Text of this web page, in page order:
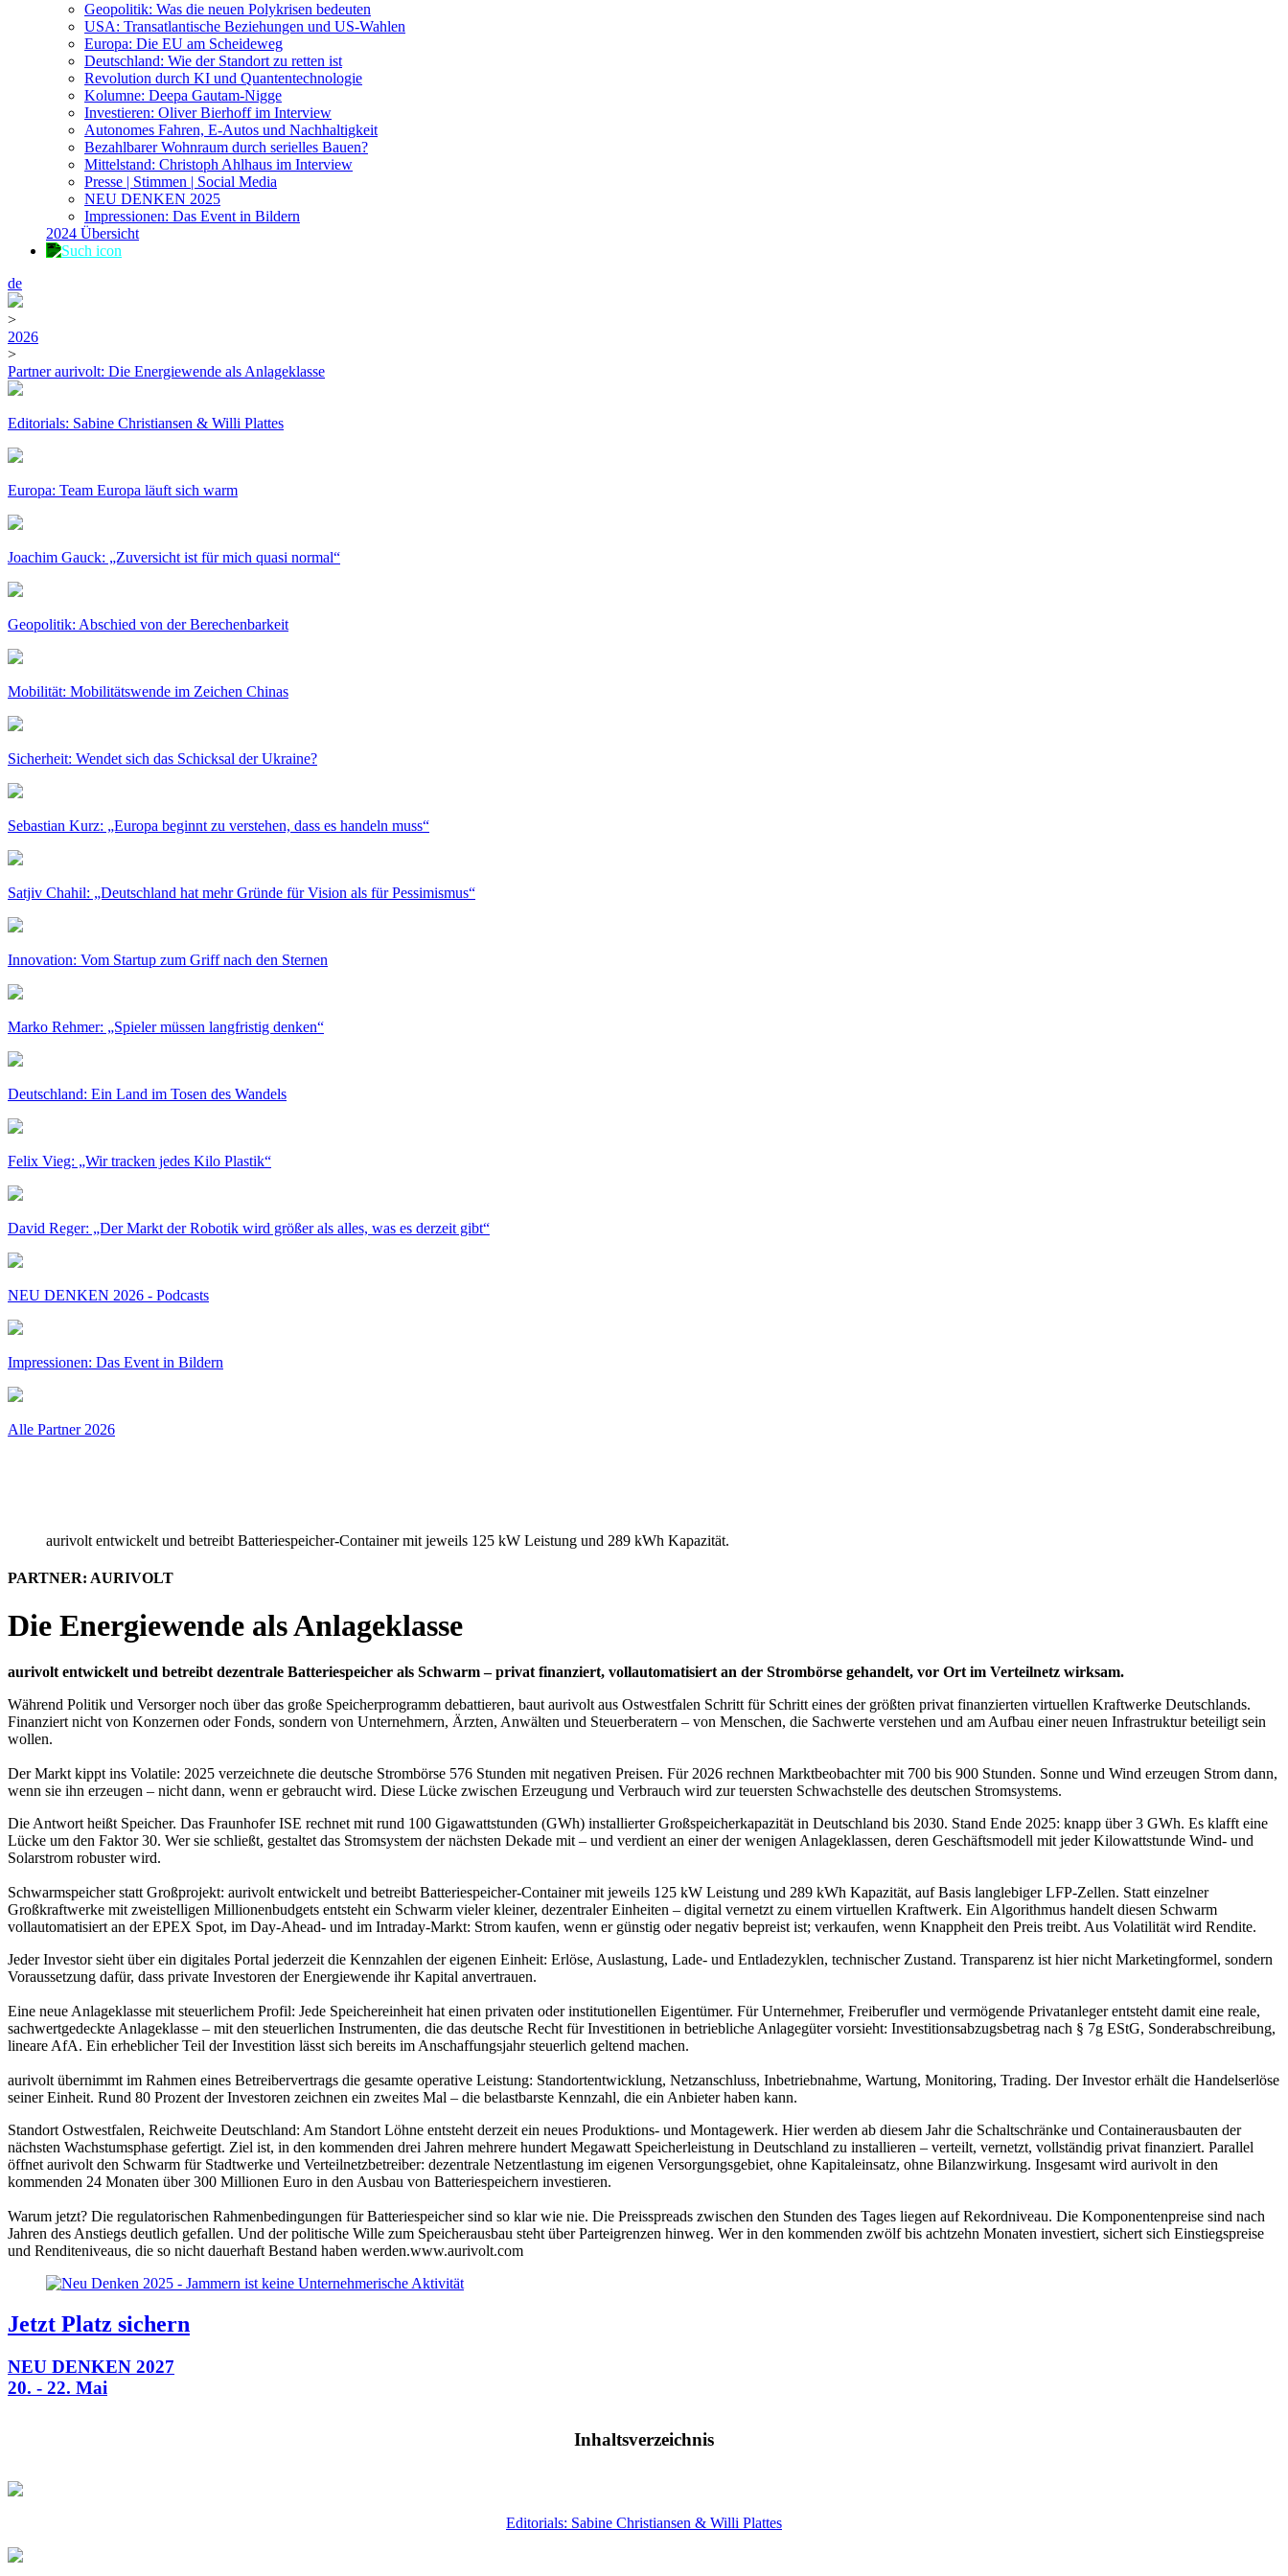
Geopolitik: Was die neuen Polykrisen bedeuten
USA: Transatlantische Beziehungen und US-Wahlen
Europa: Die EU am Scheideweg
Deutschland: Wie der Standort zu retten ist
Revolution durch KI und Quantentechnologie
Kolumne: Deepa Gautam-Nigge
Investieren: Oliver Bierhoff im Interview
Autonomes Fahren, E-Autos und Nachhaltigkeit
Bezahlbarer Wohnraum durch serielles Bauen?
Mittelstand: Christoph Ahlhaus im Interview
Presse | Stimmen | Social Media
NEU DENKEN 2025
Impressionen: Das Event in Bildern
2024 Übersicht
de
>
2026
>
Partner aurivolt: Die Energiewende als Anlageklasse
Editorials: Sabine Christiansen & Willi Plattes
Europa: Team Europa läuft sich warm
Joachim Gauck: „Zuversicht ist für mich quasi normal“
Geopolitik: Abschied von der Berechenbarkeit
Mobilität: Mobilitätswende im Zeichen Chinas
Sicherheit: Wendet sich das Schicksal der Ukraine?
Sebastian Kurz: „Europa beginnt zu verstehen, dass es handeln muss“
Satjiv Chahil: „Deutschland hat mehr Gründe für Vision als für Pessimismus“
Innovation: Vom Startup zum Griff nach den Sternen
Marko Rehmer: „Spieler müssen langfristig denken“
Deutschland: Ein Land im Tosen des Wandels
Felix Vieg: „Wir tracken jedes Kilo Plastik“
David Reger: „Der Markt der Robotik wird größer als alles, was es derzeit gibt“
NEU DENKEN 2026 - Podcasts
Impressionen: Das Event in Bildern
Alle Partner 2026
aurivolt entwickelt und betreibt Batteriespeicher-Container mit jeweils 125 kW Leistung und 289 kWh Kapazität.
PARTNER: AURIVOLT
Die Energiewende als Anlageklasse
aurivolt entwickelt und betreibt dezentrale Batteriespeicher als Schwarm – privat finanziert, vollautomatisiert an der Strombörse gehandelt, vor Ort im Verteilnetz wirksam.
Während Politik und Versorger noch über das große Speicherprogramm debattieren, baut aurivolt aus Ostwestfalen Schritt für Schritt eines der größten privat finanzierten virtuellen Kraftwerke Deutschlands.
Finanziert nicht von Konzernen oder Fonds, sondern von Unternehmern, Ärzten, Anwälten und Steuerberatern – von Menschen, die Sachwerte verstehen und am Aufbau einer neuen Infrastruktur beteiligt sein
wollen.
Der Markt kippt ins Volatile: 2025 verzeichnete die deutsche Strombörse 576 Stunden mit negativen Preisen. Für 2026 rechnen Marktbeobachter mit 700 bis 900 Stunden. Sonne und Wind erzeugen Strom dann,
wenn sie ihn erzeugen – nicht dann, wenn er gebraucht wird. Diese Lücke zwischen Erzeugung und Verbrauch wird zur teuersten Schwachstelle des deutschen Stromsystems.
Die Antwort heißt Speicher. Das Fraunhofer ISE rechnet mit rund 100 Gigawattstunden (GWh) installierter Großspeicherkapazität in Deutschland bis 2030. Stand Ende 2025: knapp über 3 GWh. Es klafft eine
Lücke um den Faktor 30. Wer sie schließt, gestaltet das Stromsystem der nächsten Dekade mit – und verdient an einer der wenigen Anlageklassen, deren Geschäftsmodell mit jeder Kilowattstunde Wind- und
Solarstrom robuster wird.
Schwarmspeicher statt Großprojekt: aurivolt entwickelt und betreibt Batteriespeicher-Container mit jeweils 125 kW Leistung und 289 kWh Kapazität, auf Basis langlebiger LFP-Zellen. Statt einzelner
Großkraftwerke mit zweistelligen Millionenbudgets entsteht ein Schwarm vieler kleiner, dezentraler Einheiten – digital vernetzt zu einem virtuellen Kraftwerk. Ein Algorithmus handelt diesen Schwarm
vollautomatisiert an der EPEX Spot, im Day-Ahead- und im Intraday-Markt: Strom kaufen, wenn er günstig oder negativ bepreist ist; verkaufen, wenn Knappheit den Preis treibt. Aus Volatilität wird Rendite.
Jeder Investor sieht über ein digitales Portal jederzeit die Kennzahlen der eigenen Einheit: Erlöse, Auslastung, Lade- und Entladezyklen, technischer Zustand. Transparenz ist hier nicht Marketingformel, sondern
Voraussetzung dafür, dass private Investoren der Energiewende ihr Kapital anvertrauen.
Eine neue Anlageklasse mit steuerlichem Profil: Jede Speichereinheit hat einen privaten oder institutionellen Eigentümer. Für Unternehmer, Freiberufler und vermögende Privatanleger entsteht damit eine reale,
sachwertgedeckte Anlageklasse – mit den steuerlichen Instrumenten, die das deutsche Recht für Investitionen in betriebliche Anlagegüter vorsieht: Investitionsabzugsbetrag nach § 7g EStG, Sonderabschreibung,
lineare AfA. Ein erheblicher Teil der Investition lässt sich bereits im Anschaffungsjahr steuerlich geltend machen.
aurivolt übernimmt im Rahmen eines Betreibervertrags die gesamte operative Leistung: Standortentwicklung, Netzanschluss, Inbetriebnahme, Wartung, Monitoring, Trading. Der Investor erhält die Handelserlöse
seiner Einheit. Rund 80 Prozent der Investoren zeichnen ein zweites Mal – die belastbarste Kennzahl, die ein Anbieter haben kann.
Standort Ostwestfalen, Reichweite Deutschland: Am Standort Löhne entsteht derzeit ein neues Produktions- und Montagewerk. Hier werden ab diesem Jahr die Schaltschränke und Containerausbauten der
nächsten Wachstumsphase gefertigt. Ziel ist, in den kommenden drei Jahren mehrere hundert Megawatt Speicherleistung in Deutschland zu installieren – verteilt, vernetzt, vollständig privat finanziert. Parallel
öffnet aurivolt den Schwarm für Stadtwerke und Verteilnetzbetreiber: dezentrale Netzentlastung im eigenen Versorgungsgebiet, ohne Kapitaleinsatz, ohne Bilanzwirkung. Insgesamt wird aurivolt in den
kommenden 24 Monaten über 300 Millionen Euro in den Ausbau von Batteriespeichern investieren.
Warum jetzt? Die regulatorischen Rahmenbedingungen für Batteriespeicher sind so klar wie nie. Die Preisspreads zwischen den Stunden des Tages liegen auf Rekordniveau. Die Komponentenpreise sind nach
Jahren des Anstiegs deutlich gefallen. Und der politische Wille zum Speicherausbau steht über Parteigrenzen hinweg. Wer in den kommenden zwölf bis achtzehn Monaten investiert, sichert sich Einstiegspreise
und Renditeniveaus, die so nicht dauerhaft Bestand haben werden.www.aurivolt.com
Jetzt Platz sichern
NEU DENKEN 2027
20. - 22. Mai
Inhaltsverzeichnis
Editorials: Sabine Christiansen & Willi Plattes